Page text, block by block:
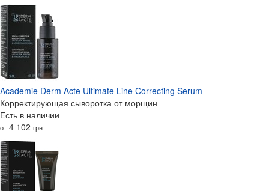
Academie Derm Acte Ultimate Line Correcting Serum
Корректирующая сыворотка от морщин
Есть в наличии
от 4 102 грн